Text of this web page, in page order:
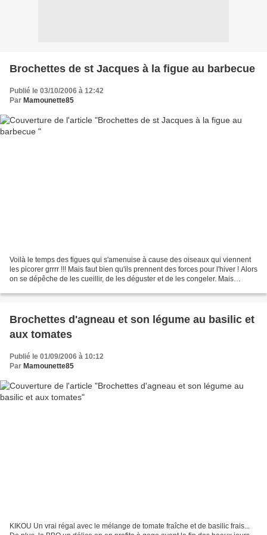
Brochettes de st Jacques à la figue au barbecue
Publié le 03/10/2006 à 12:42
Par Mamounette85
Voilà le temps des figues qui s'amenuise à cause des oiseaux qui viennent
les picorer grrrr !!! Mais faut bien qu'ils prennent des forces pour l'hiver ! Alors
on se dépêche de les cueillir, de les déguster et de les congeler. Mais
Brochettes d'agneau et son légume au basilic et
aux tomates
Publié le 01/09/2006 à 10:12
Par Mamounette85
KIKOU Un vrai régal avec le mélange de tomate fraîche et de basilic frais...